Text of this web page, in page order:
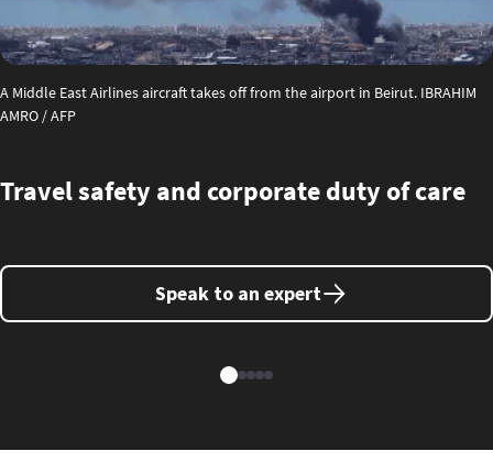
A Middle East Airlines aircraft takes off from the airport in Beirut. IBRAHIM
AMRO / AFP
Travel safety and corporate duty of care
Speak to an expert